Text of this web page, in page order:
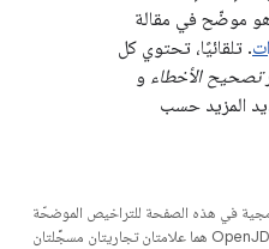
هو موضّح في مقالة
. تلقائيًا، تحتوي كل
تصحيح الأخطاء و
المزيد حسب
في هذه الصفحة للتراخيص الموضحّة
. إنّ Java وOpenJDK هما علامتان تجاريتان مسجَّلتان